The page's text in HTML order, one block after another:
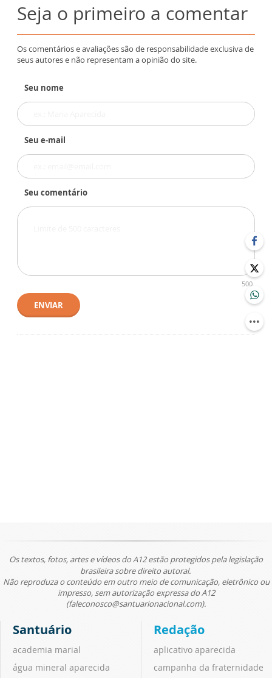
Seja o primeiro a comentar
Os comentários e avaliações são de responsabilidade exclusiva de
seus autores e não representam a opinião do site.
Seu nome
Seu e-mail
Seu comentário
500
ENVIAR
Os textos, fotos, artes e vídeos do A12 estão protegidos pela legislação
brasileira sobre direito autoral.
Não reproduza o conteúdo em outro meio de comunicação, eletrônico ou
impresso, sem autorização expressa do A12
(faleconosco@santuarionacional.com).
Santuário
academia marial
água mineral aparecida
Redação
aplicativo aparecida
campanha da fraternidade